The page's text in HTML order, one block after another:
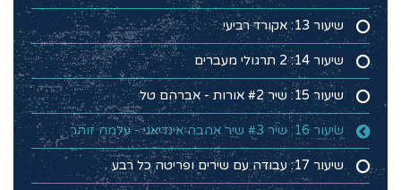
שיעור 13: אקורד רביעי
שיעור 14: 2 תרגולי מעברים
שיעור 15: שיר #2 אורות - אברהם טל
שיעור 16: שיר #3 שיר אהבה אינדיאני - עלמה זוהר
שיעור 17: עבודה עם שירים ופריטה כל רבע